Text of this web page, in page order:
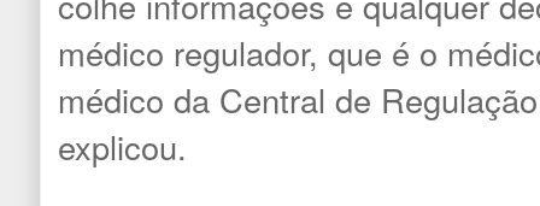
médico regulador, que é o
médico da Central de
explicou.